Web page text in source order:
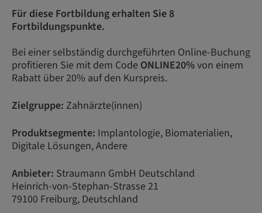
Für diese Fortbildung erhalten Sie 8
Fortbildungspunkte.
Bei einer selbständig durchgeführten Online-Buchung
profitieren Sie mit dem Code ONLINE20%von einem
Rabatt über 20% auf den Kurspreis.
Zielgruppe: Zahnärzte(innen)
Produktsegmente: Implantologie, Biomaterialien,
Digitale Lösungen, Andere
Anbieter: Straumann GmbH Deutschland
Heinrich-von-Stephan-Strasse 21
79100 Freiburg, Deutschland